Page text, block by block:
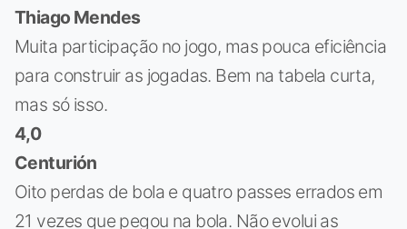
Thiago Mendes
Muita participação no jogo, mas pouca eficiência
para construir as jogadas. Bem na tabela curta,
mas só isso.
4,0
Centurión
Oito perdas de bola e quatro passes errados em
21 vezes que pegou na bola. Não evolui as